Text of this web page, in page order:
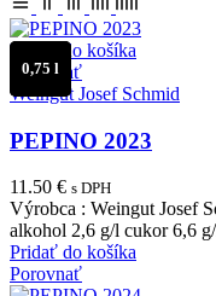
Pridať do košíka
Porovnať
Weingut Josef Schmid
PEPINO 2023
11.50 € s DPH
0,75 l
Výrobca : Weingut Josef
alkohol 2,6 g/l cukor 6,6
Pridať do košíka
Porovnať